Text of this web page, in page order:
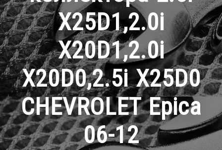
X25D1,2.0i
X20D1,2.0i
X20D0,2.5i X25D0
CHEVROLET Epica
06-12